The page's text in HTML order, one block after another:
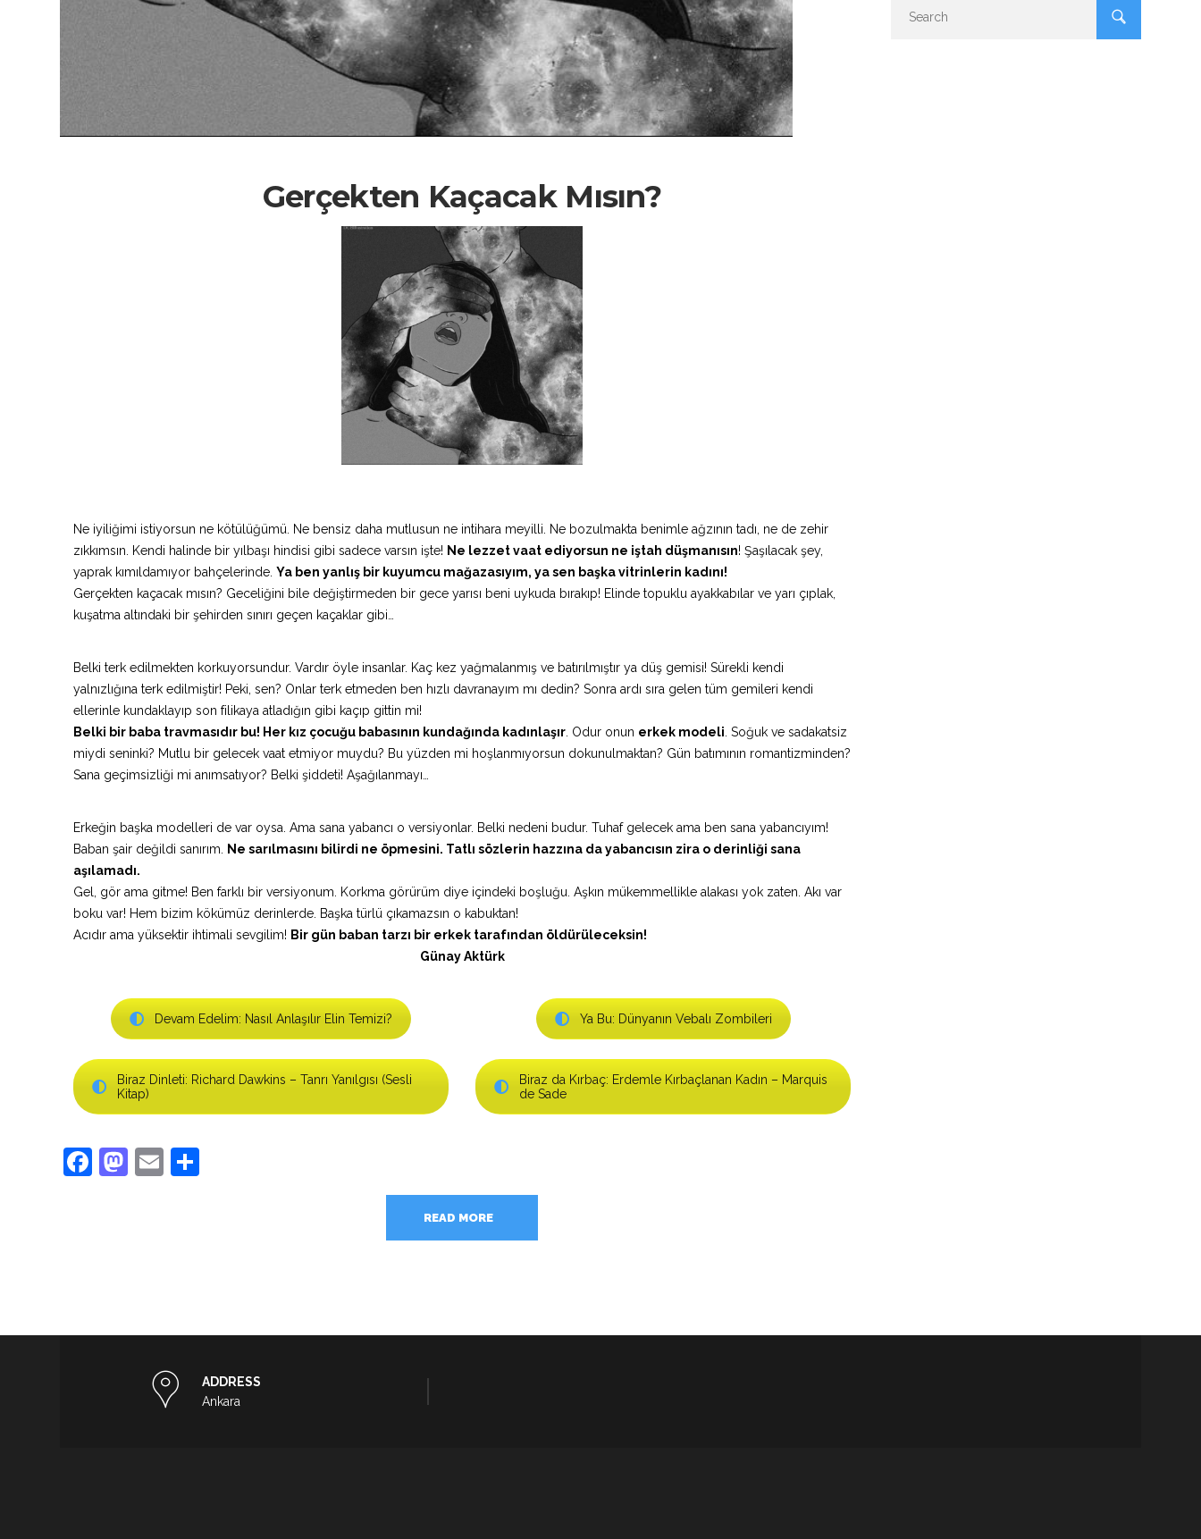
Gerçekten Kaçacak Mısın?
Ne iyiliğimi istiyorsun ne kötülüğümü. Ne bensiz daha mutlusun ne intihara meyilli. Ne bozulmakta benimle ağzının tadı, ne de zehir
zıkkımsın. Kendi halinde bir yılbaşı hindisi gibi sadece varsın işte! Ne lezzet vaat ediyorsun ne iştah düşmanısın! Şaşılacak şey,
yaprak kımıldamıyor bahçelerinde. Ya ben yanlış bir kuyumcu mağazasıyım, ya sen başka vitrinlerin kadını!
Gerçekten kaçacak mısın? Geceliğini bile değiştirmeden bir gece yarısı beni uykuda bırakıp! Elinde topuklu ayakkabılar ve yarı çıplak,
kuşatma altındaki bir şehirden sınırı geçen kaçaklar gibi…
Belki terk edilmekten korkuyorsundur. Vardır öyle insanlar. Kaç kez yağmalanmış ve batırılmıştır ya düş gemisi! Sürekli kendi
yalnızlığına terk edilmiştir! Peki, sen? Onlar terk etmeden ben hızlı davranayım mı dedin? Sonra ardı sıra gelen tüm gemileri kendi
ellerinle kundaklayıp son filikaya atladığın gibi kaçıp gittin mi!
Belki bir baba travmasıdır bu! Her kız çocuğu babasının kundağında kadınlaşır . Odur onun erkek modeli . Soğuk ve sadakatsiz
miydi seninki? Mutlu bir gelecek vaat etmiyor muydu? Bu yüzden mi hoşlanmıyorsun dokunulmaktan? Gün batımının romantizminden?
Sana geçimsizliği mi anımsatıyor? Belki şiddeti! Aşağılanmayı…
Erkeğin başka modelleri de var oysa. Ama sana yabancı o versiyonlar. Belki nedeni budur. Tuhaf gelecek ama ben sana yabancıyım!
Baban şair değildi sanırım.
Ne sarılmasını bilirdi ne öpmesini. Tatlı sözlerin hazzına da yabancısın zira o derinliği sana
aşılamadı.
Gel, gör ama gitme! Ben farklı bir versiyonum. Korkma görürüm diye içindeki boşluğu. Aşkın mükemmellikle alakası yok zaten. Akı var
boku var! Hem bizim kökümüz derinlerde. Başka türlü çıkamazsın o kabuktan!
Acıdır ama yüksektir ihtimali sevgilim! Bir gün baban tarzı bir erkek tarafından öldürüleceksin!
Günay Aktürk
Devam Edelim: Nasıl Anlaşılır Elin Temizi? Ya Bu: Dünyanın Vebalı Zombileri
Biraz Dinleti: Richard Dawkins – Tanrı Yanılgısı (Sesli
Kitap)
Biraz da Kırbaç: Erdemle Kırbaçlanan Kadın – Marquis
de Sade
Facebook
Mastodon
Email
READ MORE
ADDRESS
Ankara